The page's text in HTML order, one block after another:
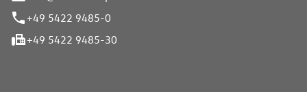
+49 5422 9485-0
+49 5422 9485-30